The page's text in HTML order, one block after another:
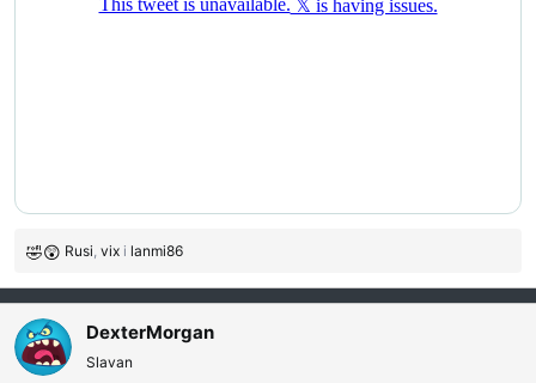
R
e
a
g
o
v
Rusi, vix i lanmi86
DexterMorgan
Slavan